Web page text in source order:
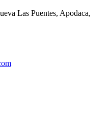
Las Puentes, Apodaca,